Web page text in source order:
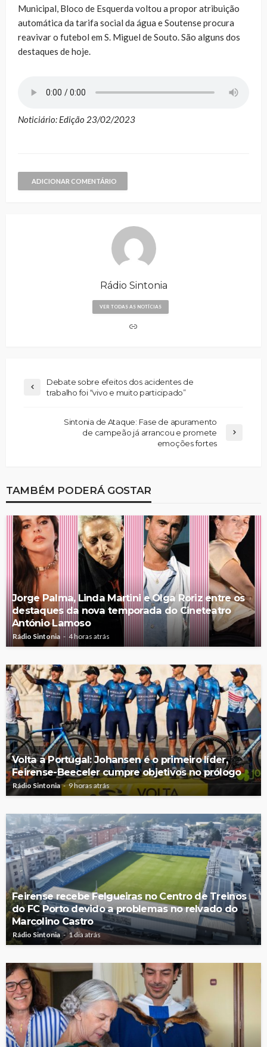
Municipal, Bloco de Esquerda voltou a propor atribuição
automática da tarifa social da água e Soutense procura
reavivar o futebol em S. Miguel de Souto. São alguns dos
destaques de hoje.
Noticiário: Edição 23/02/2023
ADICIONAR COMENTÁRIO
Rádio Sintonia
VER TODAS AS NOTÍCIAS
Debate sobre efeitos dos acidentes de
trabalho foi “vivo e muito participado”
Sintonia de Ataque: Fase de apuramento
de campeão já arrancou e promete
emoções fortes
TAMBÉM PODERÁ GOSTAR
Jorge Palma, Linda Martini e Olga Roriz entre os
destaques da nova temporada do Cineteatro
António Lamoso
Rádio Sintonia 4 horas atrás
Volta a Portugal: Johansen é o primeiro líder,
Feirense-Beeceler cumpre objetivos no prólogo
Rádio Sintonia 9 horas atrás
Feirense recebe Felgueiras no Centro de Treinos
do FC Porto devido a problemas no relvado do
Marcolino Castro
Rádio Sintonia 1 dia atrás